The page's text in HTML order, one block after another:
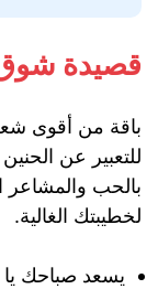
قصيدة
باقة من أقوى
للتعبير عن
بالحب والمشاعر
لخطيبتك الغالية.
يسعد صباحك